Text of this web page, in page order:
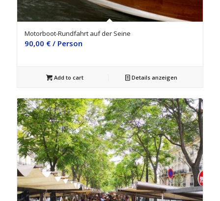
Motorboot-Rundfahrt auf der Seine
90,00 €/ Person
Add to cart Details anzeigen